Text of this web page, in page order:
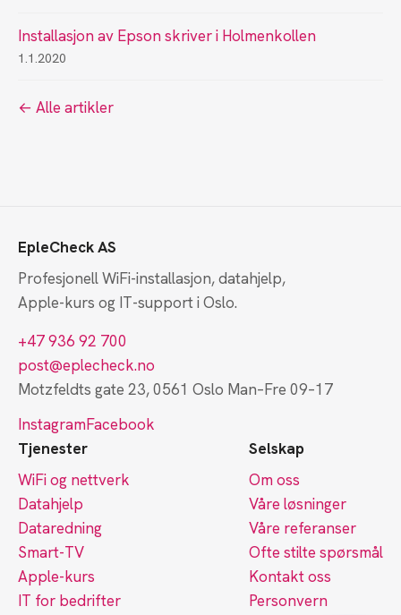
Installasjon av Epson skriver i Holmenkollen
1.1.2020
← Alle artikler
EpleCheck AS
Profesjonell WiFi-installasjon, datahjelp,
Apple-kurs og IT-support i Oslo.
+47 936 92 700
post@eplecheck.no
Motzfeldts gate 23, 0561 Oslo Man–Fre 09–17
InstagramFacebook
Tjenester
WiFi og nettverk
Datahjelp
Dataredning
Smart-TV
Apple-kurs
IT for bedrifter
Selskap
Om oss
Våre løsninger
Våre referanser
Ofte stilte spørsmål
Kontakt oss
Personvern